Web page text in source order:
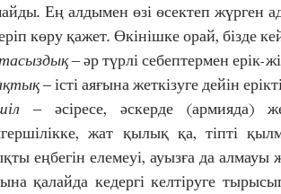
Ең алдымен өзі өсектеп жүрген
көру қажет. Өкінішке орай, бізде
‒ әр түрлі себептермен
‒ істі аяғына жеткізуге дейін
‒ әсіресе, әскерде (армияда)
жат қылық қа, тіпті
еңбегін елемеуі, ауызға да
қалайда кедергі келтіруге